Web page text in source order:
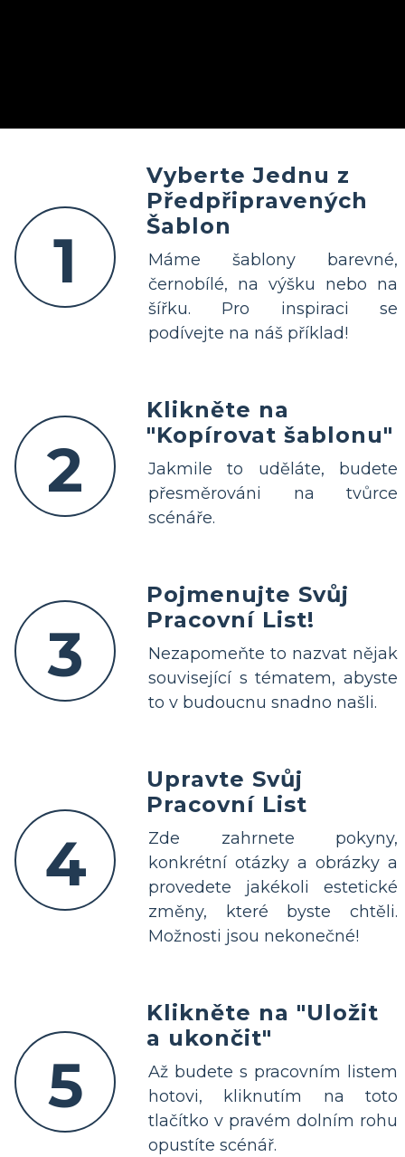
1
Vyberte Jednu z
Předpřipravených
Šablon
Máme šablony barevné,
černobílé, na výšku nebo na
šířku. Pro inspiraci se
podívejte na náš příklad!
2
Klikněte na
"Kopírovat šablonu"
Jakmile to uděláte, budete
přesměrováni na tvůrce
scénáře.
3
Pojmenujte Svůj
Pracovní List!
Nezapomeňte to nazvat nějak
související s tématem, abyste
to v budoucnu snadno našli.
4
Upravte Svůj
Pracovní List
Zde zahrnete pokyny,
konkrétní otázky a obrázky a
provedete jakékoli estetické
změny, které byste chtěli.
Možnosti jsou nekonečné!
5
Klikněte na "Uložit
a ukončit"
Až budete s pracovním listem
hotovi, kliknutím na toto
tlačítko v pravém dolním rohu
opustíte scénář.